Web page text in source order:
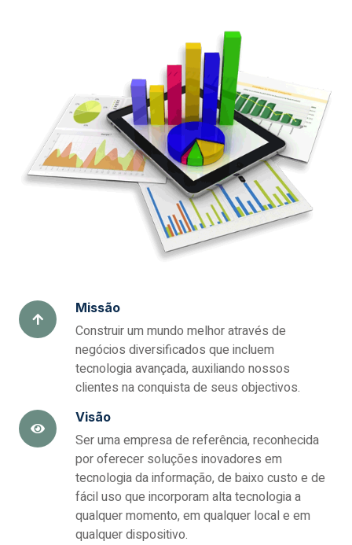
Missão
Construir um mundo melhor através de
negócios diversificados que incluem
tecnologia avançada, auxiliando nossos
clientes na conquista de seus objectivos.
Visão
Ser uma empresa de referência, reconhecida
por oferecer soluções inovadores em
tecnologia da informação, de baixo custo e de
fácil uso que incorporam alta tecnologia a
qualquer momento, em qualquer local e em
qualquer dispositivo.